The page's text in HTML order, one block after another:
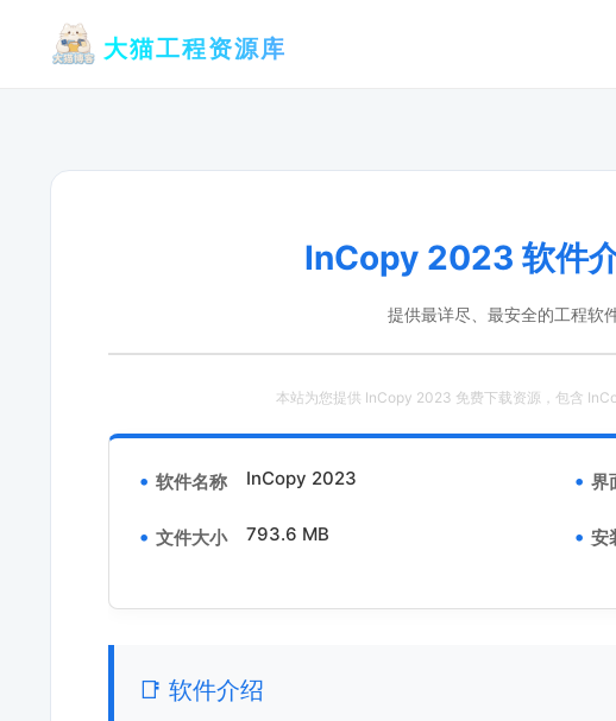
大猫工程资源库
InCopy 2023 软件
提供最详尽、最安全的工程软
本站为您提供 InCopy 2023 免费下载资源，包含
软件名称 InCopy 2023 界
文件大小 793.6 MB 安
📑 软件介绍